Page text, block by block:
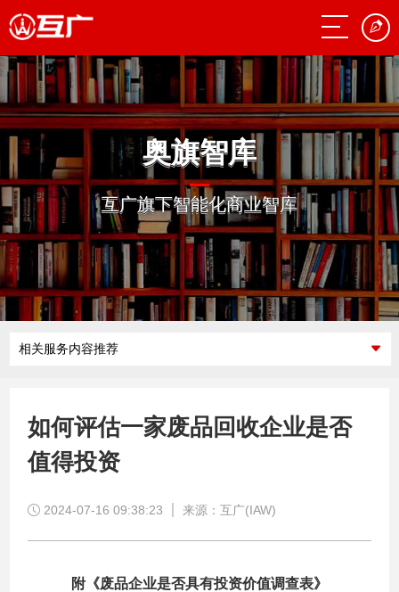
奥旗智库
互广旗下智能化商业智库
相关服务内容推荐
如何评估一家废品回收企业是否
值得投资
2024-07-16 09:38:23 来源：互广(IAW)
附《废品企业是否具有投资价值调查表》